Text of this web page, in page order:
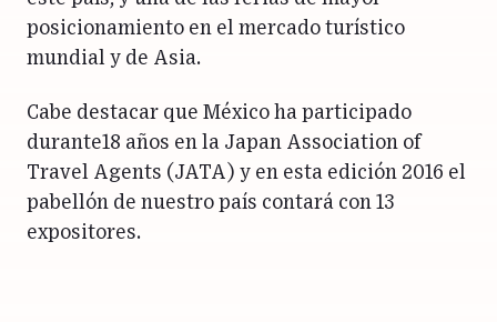
posicionamiento en el mercado turístico
mundial y de Asia.
Cabe destacar que México ha participado
durante18 años en la Japan Association of
Travel Agents (JATA) y en esta edición 2016 el
pabellón de nuestro país contará con 13
expositores.